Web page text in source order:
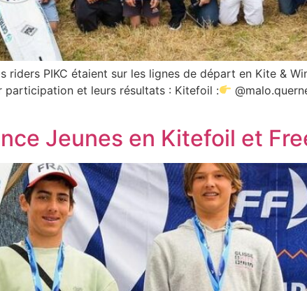
riders PIKC étaient sur les lignes de départ en Kite &
participation et leurs résultats : Kitefoil :
Jeunes en Kitefoil et